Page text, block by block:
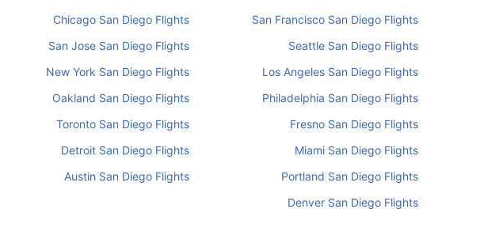
San Francisco San Diego Flights
Chicago San Diego Flights
Seattle San Diego Flights
San Jose San Diego Flights
Los Angeles San Diego Flights
New York San Diego Flights
Philadelphia San Diego Flights
Oakland San Diego Flights
Fresno San Diego Flights
Toronto San Diego Flights
Miami San Diego Flights
Detroit San Diego Flights
Portland San Diego Flights
Austin San Diego Flights
Denver San Diego Flights